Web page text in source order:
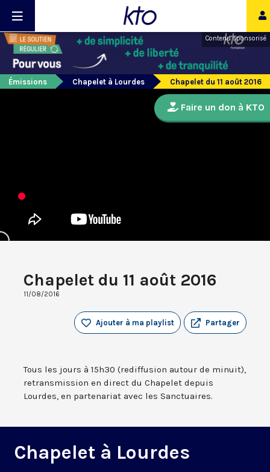
Contenu sponsorisé
Émissions Chapelet à Lourdes Chapelet du 11 août 2016
Chapelet du 11 août 2016
11/08/2016
Partager
Ajouter à ma playlist
Tous les jours à 15h30 (rediffusion autour de minuit),
retransmission en direct du Chapelet depuis
Lourdes, en partenariat avec les Sanctuaires.
Chapelet à Lourdes
Faire un don à KTO